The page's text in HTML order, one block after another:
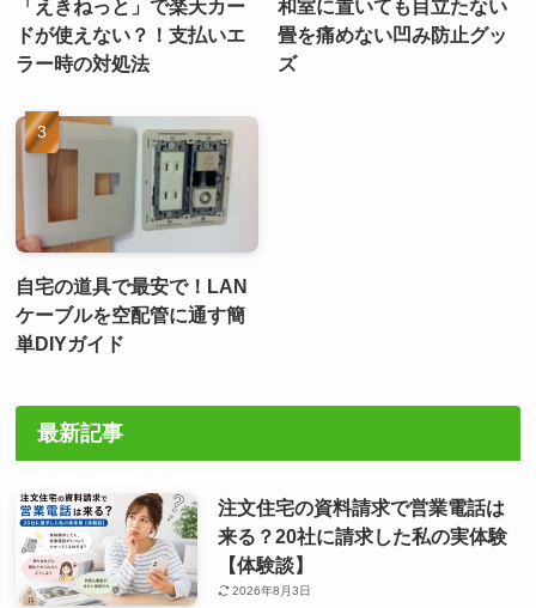
「えきねっと」で楽天カー
ドが使えない？！支払いエ
ラー時の対処法
和室に置いても目立たない
畳を痛めない凹み防止グッ
ズ
自宅の道具で最安で！LAN
ケーブルを空配管に通す簡
単DIYガイド
最新記事
注文住宅の資料請求で営業電話は
来る？20社に請求した私の実体験
【体験談】
2026年8月3日